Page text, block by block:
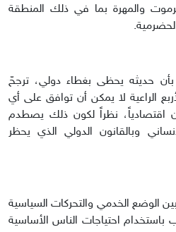
والمهرة بما في ذلك المنطقة
بأن حديثه يحظى بغطاء دولي، ترجحّ
الراعية لا يمكن أن توافق على أي
اقتصادياً، نظراً لكون ذلك يصطدم
وبالقانون الدولي الذي يحظر
الوضع الخدمي والتحركات السياسية
احتياجات الناس الأساسية